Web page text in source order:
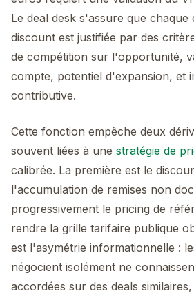
Le deal desk s'assure que chaque
discount est justifiée par des
de compétition sur l'opportunité,
compte, potentiel d'expansion, et
contributive.
Cette fonction empêche deux
souvent liées à une stratégie de
calibrée. La première est le
l'accumulation de remises non
progressivement le pricing de
rendre la grille tarifaire publique
est l'asymétrie informationnelle :
négocient isolément ne
accordées sur des deals